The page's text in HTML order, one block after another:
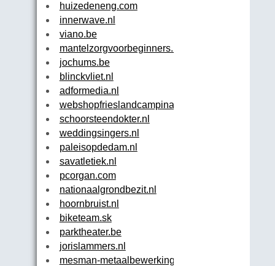
huizedeneng.com
innerwave.nl
viano.be
mantelzorgvoorbeginners.nl
jochums.be
blinckvliet.nl
adformedia.nl
webshopfrieslandcampina.com
schoorsteendokter.nl
weddingsingers.nl
paleisopdedam.nl
savatletiek.nl
pcorgan.com
nationaalgrondbezit.nl
hoornbruist.nl
biketeam.sk
parktheater.be
jorislammers.nl
mesman-metaalbewerking.nl